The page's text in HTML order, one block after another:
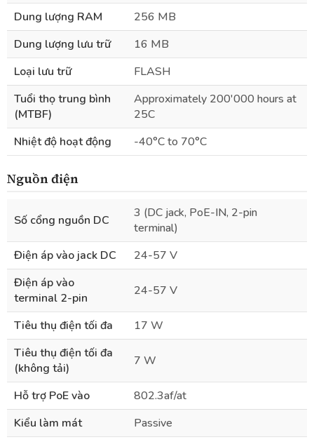
Dung lượng RAM
256 MB
Dung lượng lưu trữ
16 MB
Loại lưu trữ
FLASH
Tuổi thọ trung bình
(MTBF)
Approximately 200'000 hours at
25C
Nhiệt độ hoạt động
-40°C to 70°C
Nguồn điện
Số cổng nguồn DC
3 (DC jack, PoE-IN, 2-pin
terminal)
Điện áp vào jack DC
24-57 V
Điện áp vào
terminal 2-pin
24-57 V
Tiêu thụ điện tối đa
17 W
Tiêu thụ điện tối đa
(không tải)
7 W
Hỗ trợ PoE vào
802.3af/at
Kiểu làm mát
Passive